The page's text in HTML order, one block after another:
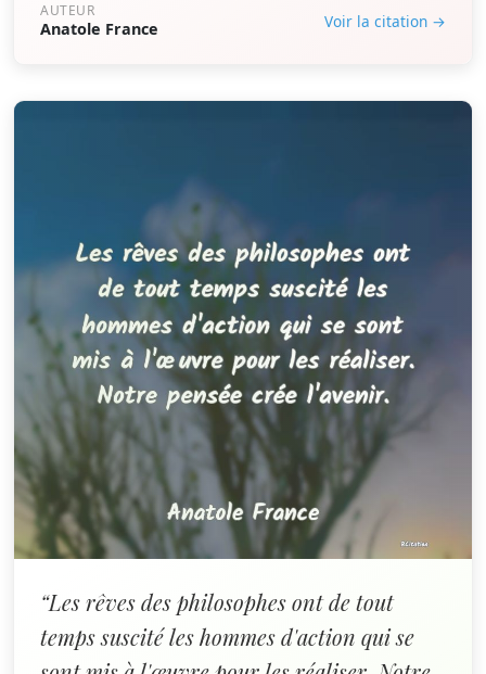
AUTEUR
Anatole France Voir la citation →
“Les rêves des philosophes ont de tout
temps suscité les hommes d'action qui se